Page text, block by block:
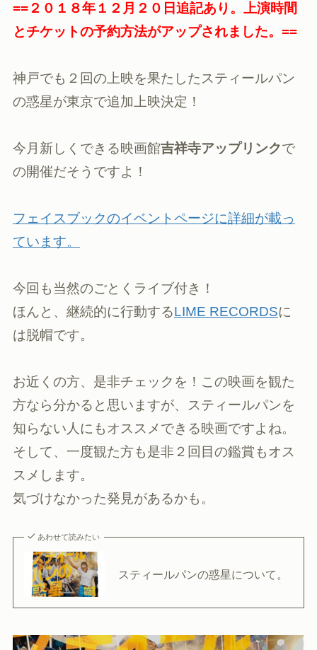
==２０１８年１２月２０日追記あり。上演時間
とチケットの予約方法がアップされました。==
神戸でも２回の上映を果たしたスティールパン
の惑星が東京で追加上映決定！
今月新しくできる映画館吉祥寺アップリンクで
の開催だそうですよ！
フェイスブックのイベントページに詳細が載っ
ています。
今回も当然のごとくライブ付き！
ほんと、継続的に行動するLIME RECORDSに
は脱帽です。
お近くの方、是非チェックを！この映画を観た
方なら分かると思いますが、スティールパンを
知らない人にもオススメできる映画ですよね。
そして、一度観た方も是非２回目の鑑賞もオス
スメします。
気づけなかった発見があるかも。
あわせて読みたい
スティールパンの惑星について。